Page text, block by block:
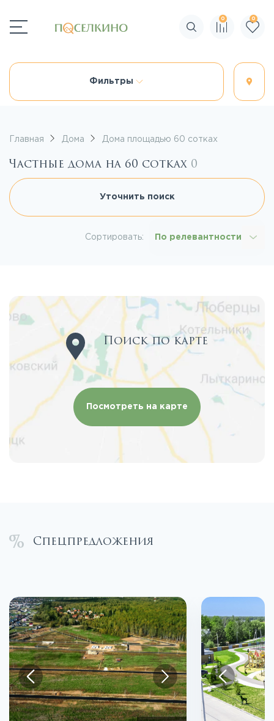
Поиск по сайту
0 0
Фильтры
Главная Дома Дома площадью 60 сотках
Частные дома на 60 сотках 0
Уточнить поиск
Сортировать: По релевантности
Поиск по карте
Посмотреть на карте
Спецпредложения